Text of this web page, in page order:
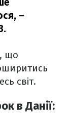
–
що
світ.
в Данії: